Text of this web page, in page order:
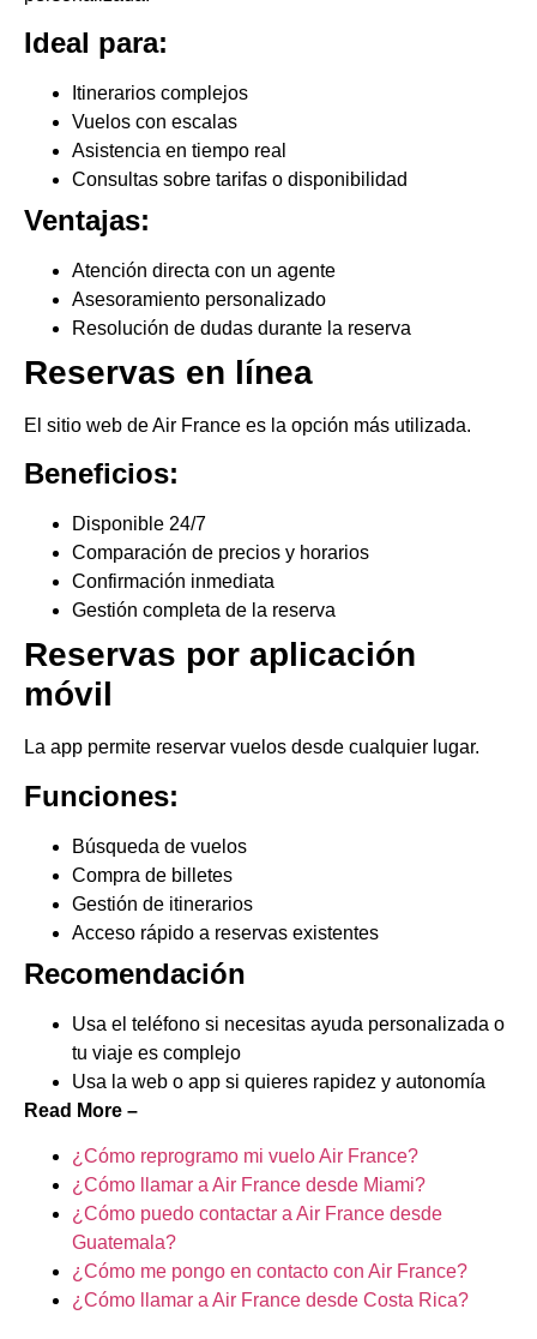
Ideal para:
Itinerarios complejos
Vuelos con escalas
Asistencia en tiempo real
Consultas sobre tarifas o disponibilidad
Ventajas:
Atención directa con un agente
Asesoramiento personalizado
Resolución de dudas durante la reserva
Reservas en línea
El sitio web de Air France es la opción más utilizada.
Beneficios:
Disponible 24/7
Comparación de precios y horarios
Confirmación inmediata
Gestión completa de la reserva
Reservas por aplicación
móvil
La app permite reservar vuelos desde cualquier lugar.
Funciones:
Búsqueda de vuelos
Compra de billetes
Gestión de itinerarios
Acceso rápido a reservas existentes
Recomendación
Usa el teléfono si necesitas ayuda personalizada o
tu viaje es complejo
Usa la web o app si quieres rapidez y autonomía
Read More –
¿Cómo reprogramo mi vuelo Air France?
¿Cómo llamar a Air France desde Miami?
¿Cómo puedo contactar a Air France desde
Guatemala?
¿Cómo me pongo en contacto con Air France?
¿Cómo llamar a Air France desde Costa Rica?